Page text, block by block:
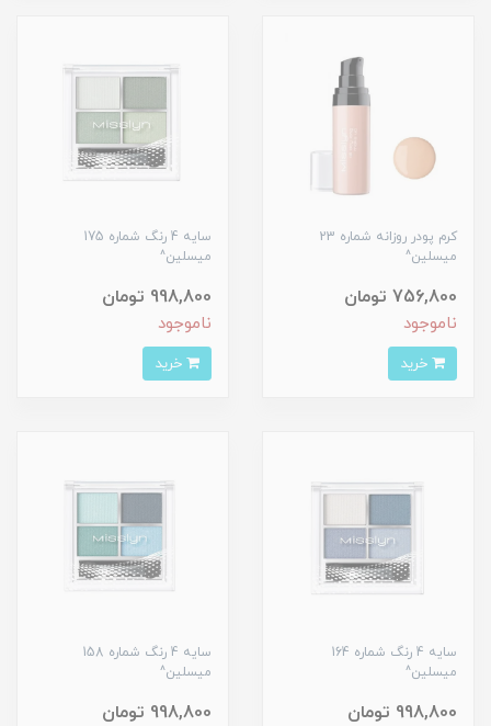
کرم پودر روزانه شماره 23
میسلین^
756,800 تومان
ناموجود
سایه 4 رنگ شماره 175
میسلین^
998,800 تومان
ناموجود
سایه 4 رنگ شماره 164
میسلین^
998,800 تومان
سایه 4 رنگ شماره 158
میسلین^
998,800 تومان